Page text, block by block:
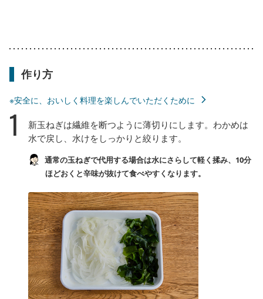
作り方
※安全に、おいしく料理を楽しんでいただくために
1
新玉ねぎは繊維を断つように薄切りにします。わかめは
水で戻し、水けをしっかりと絞ります。
通常の玉ねぎで代用する場合は水にさらして軽く揉み、10分
ほどおくと辛味が抜けて食べやすくなります。